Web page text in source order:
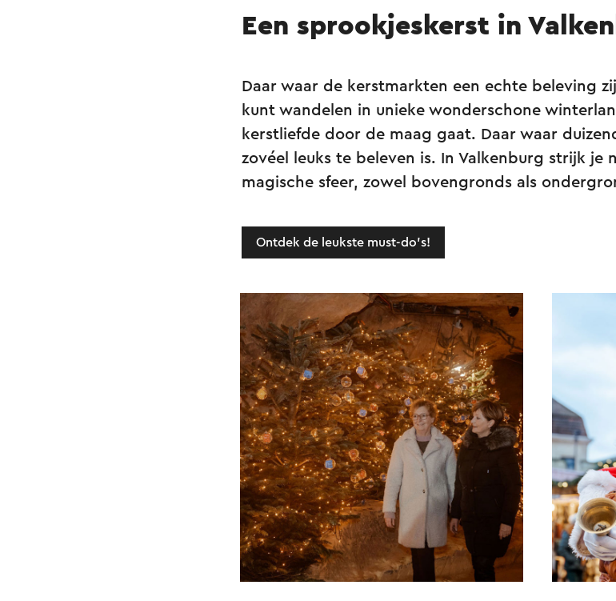
Een sprookjeskerst in
Daar waar de kerstmarkten een echte beleving
kunt wandelen in unieke wonderschone
kerstliefde door de maag gaat. Daar waar
zovéel leuks te beleven is. In Valkenburg strijk je
magische sfeer, zowel bovengronds als
Ontdek de leukste must-do's!